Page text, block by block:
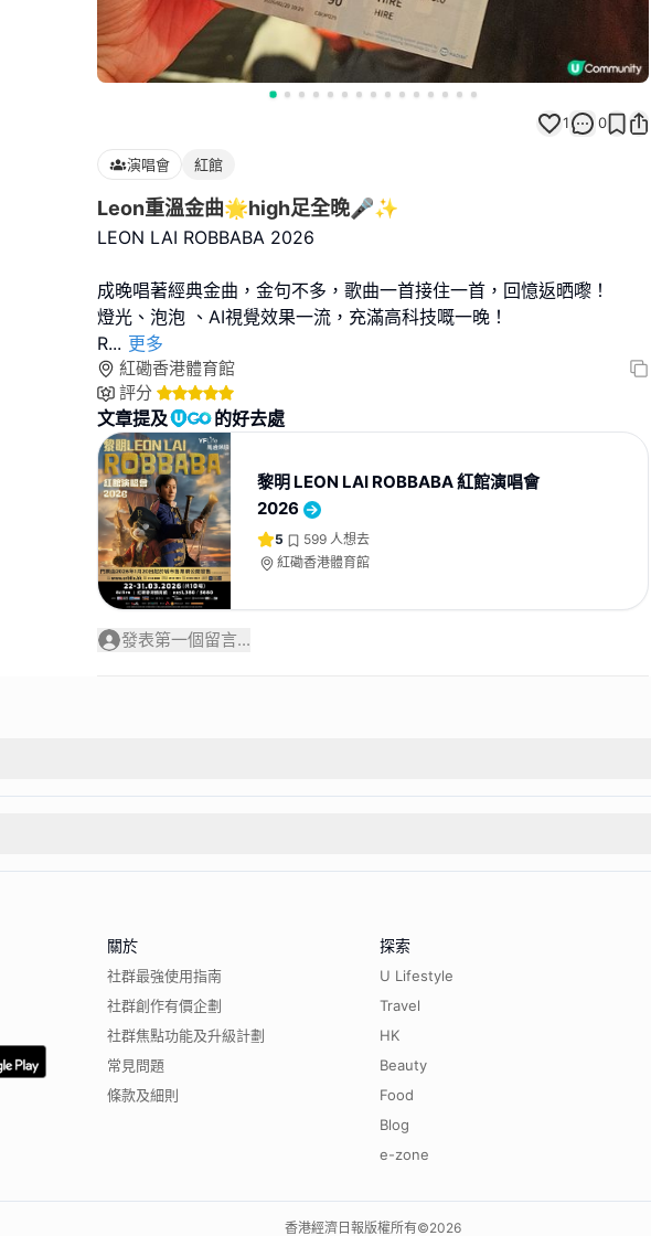
1 0
演唱會 紅館
Leon重溫金曲🌟high足全晚🎤✨
LEON LAI ROBBABA 2026
成晚唱著經典金曲，金句不多，歌曲一首接住一首，回憶返晒嚟！
燈光、泡泡 、AI視覺效果一流，充滿高科技嘅一晚！
R... 更多
紅磡香港體育館
評分
文章提及 的好去處
黎明 LEON LAI ROBBABA 紅館演唱會
2026
5 599 人想去
紅磡香港體育館
發表第一個留言...
關於
社群最強使用指南
社群創作有價企劃
社群焦點功能及升級計劃
常見問題
條款及細則
探索
U Lifestyle
Travel
HK
Beauty
Food
Blog
e-zone
香港經濟日報版權所有©2026